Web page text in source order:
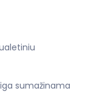
sumažinama